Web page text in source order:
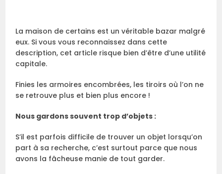
La maison de certains est un véritable bazar malgré
eux. Si vous vous reconnaissez dans cette
description, cet article risque bien d’être d’une utilité
capitale.
Finies les armoires encombrées, les tiroirs où l’on ne
se retrouve plus et bien plus encore !
Nous gardons souvent trop d’objets :
S’il est parfois difficile de trouver un objet lorsqu’on
part à sa recherche, c’est surtout parce que nous
avons la fâcheuse manie de tout garder.